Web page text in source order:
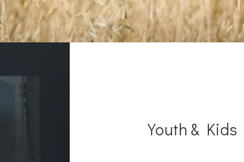
Youth & Kids